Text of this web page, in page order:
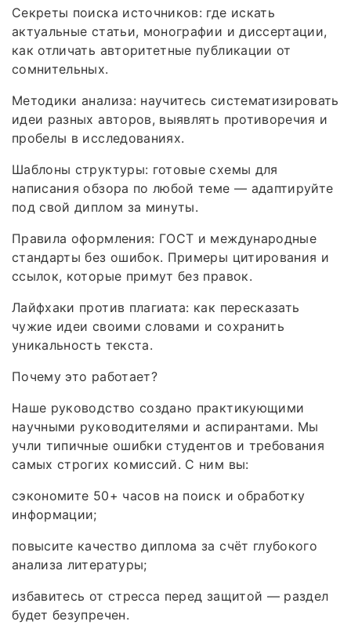
Секреты поиска источников: где искать
актуальные статьи, монографии и диссертации,
как отличать авторитетные публикации от
сомнительных.
Методики анализа: научитесь систематизировать
идеи разных авторов, выявлять противоречия и
пробелы в исследованиях.
Шаблоны структуры: готовые схемы для
написания обзора по любой теме — адаптируйте
под свой диплом за минуты.
Правила оформления: ГОСТ и международные
стандарты без ошибок. Примеры цитирования и
ссылок, которые примут без правок.
Лайфхаки против плагиата: как пересказать
чужие идеи своими словами и сохранить
уникальность текста.
Почему это работает?
Наше руководство создано практикующими
научными руководителями и аспирантами. Мы
учли типичные ошибки студентов и требования
самых строгих комиссий. С ним вы:
сэкономите 50+ часов на поиск и обработку
информации;
повысите качество диплома за счёт глубокого
анализа литературы;
избавитесь от стресса перед защитой — раздел
будет безупречен.